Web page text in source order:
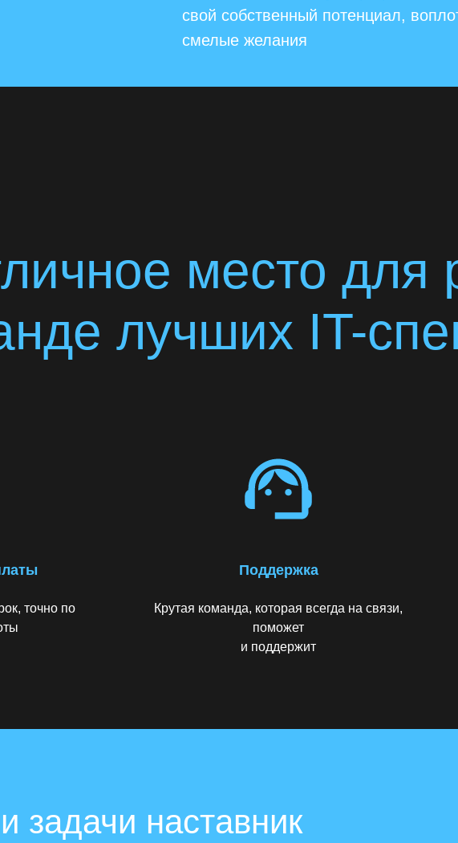
свой собственный потенциал,
смелые желания
место для
лучших IT-
точно по
Поддержка
Крутая команда, которая всегда на связи,
поможет
и поддержит
задачи наставник